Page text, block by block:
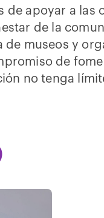
de apoyar a las
de la
de museos y
de
no tenga